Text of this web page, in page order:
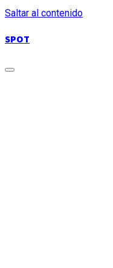
Saltar al contenido
SPOT